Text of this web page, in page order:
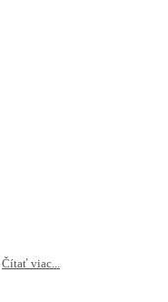
Čítať viac...